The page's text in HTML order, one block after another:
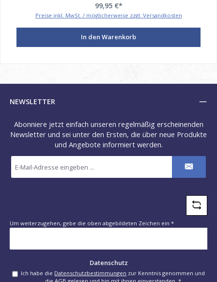
99,95 €*
Preise inkl. MwSt. / möglicherweise zzgl. Versandkosten
In den Warenkorb
NEWSLETTER
Abonniere jetzt einfach unseren regelmäßig erscheinenden
Newsletter und sei unter den Ersten, die über neue Produkte
und Angebote informiert werden.
Mail-
Adresse
Um weiterzugehen, gebe die oben abgebildeten Zeichen ein *
Datenschutz
Ich habe die Datenschutzbestimmungen zur Kenntnis genommen und